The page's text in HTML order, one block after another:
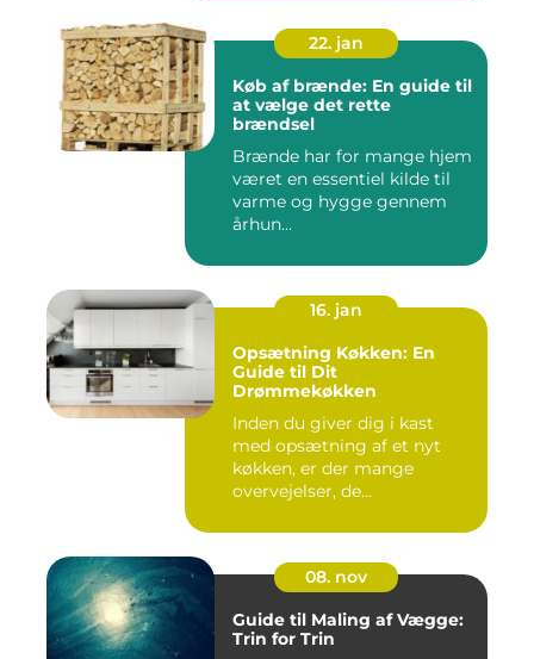
22. jan
Køb af brænde: En guide til
at vælge det rette
brændsel
Brænde har for mange hjem
været en essentiel kilde til
varme og hygge gennem
århun...
16. jan
Opsætning Køkken: En
Guide til Dit
Drømmekøkken
Inden du giver dig i kast
med opsætning af et nyt
køkken, er der mange
overvejelser, de...
08. nov
Guide til Maling af Vægge:
Trin for Trin